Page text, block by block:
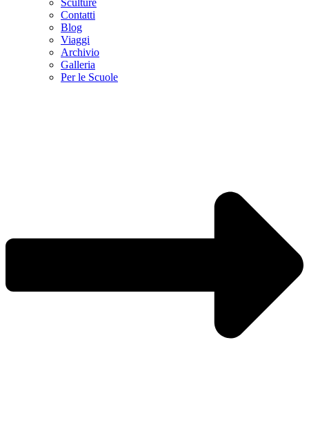
Contatti
Blog
Viaggi
Archivio
Galleria
Per le Scuole